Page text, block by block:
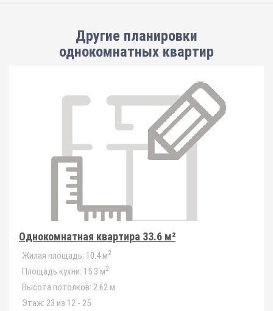
Другие планировки
однокомнатных квартир
Однокомнатная квартира 33.6 м²
Жилая площадь: 10.4 м2
Площадь кухни: 15.3 м2
Высота потолков: 2.62 м
Этаж: 23 из 12 - 25